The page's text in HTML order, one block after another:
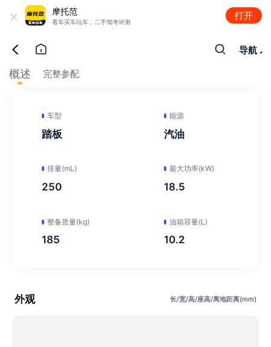
+ 摩托范
看车买车玩车，二手驾考评测
打开
导航
概述 完整参配
车型
踏板
能源
汽油
排量(mL)
250
最大功率(kW)
18.5
整备质量(kg)
185
油箱容量(L)
10.2
外观 长/宽/高/座高/离地距离(mm)